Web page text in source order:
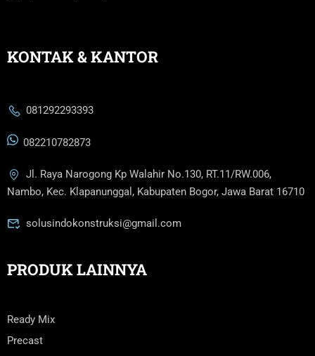
KONTAK & KANTOR
081292293393
082210782873
Jl. Raya Narogong Kp Walahir No.130, RT.11/RW.006,
Nambo, Kec. Klapanunggal, Kabupaten Bogor, Jawa Barat 16710
solusindokonstruksi@gmail.com
PRODUK LAINNYA
Ready Mix
Precast